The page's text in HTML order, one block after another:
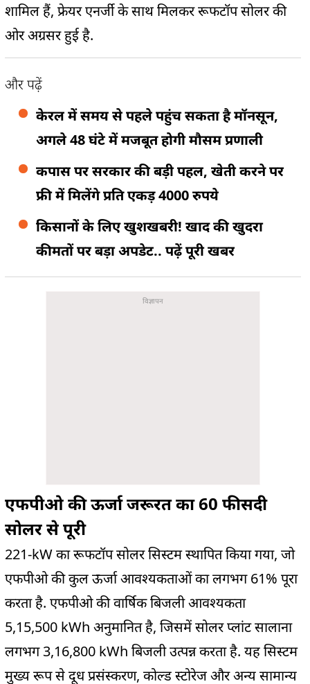
शामिल हैं, फ्रेयर एनर्जी के साथ मिलकर रूफटॉप सोलर की
ओर अग्रसर हुई है.
और पढ़ें
केरल में समय से पहले पहुंच सकता है मॉनसून,
अगले 48 घंटे में मजबूत होगी मौसम प्रणाली
कपास पर सरकार की बड़ी पहल, खेती करने पर
फ्री में मिलेंगे प्रति एकड़ 4000 रुपये
किसानों के लिए खुशखबरी! खाद की खुदरा
कीमतों पर बड़ा अपडेट.. पढ़ें पूरी खबर
एफपीओ की ऊर्जा जरूरत का 60 फीसदी
सोलर से पूरी
221-kW का रूफटॉप सोलर सिस्टम स्थापित किया गया, जो
एफपीओ की कुल ऊर्जा आवश्यकताओं का लगभग 61% पूरा
करता है. एफपीओ की वार्षिक बिजली आवश्यकता
5,15,500 kWh अनुमानित है, जिसमें सोलर प्लांट सालाना
लगभग 3,16,800 kWh बिजली उत्पन्न करता है. यह सिस्टम
मुख्य रूप से दूध प्रसंस्करण, कोल्ड स्टोरेज और अन्य सामान्य